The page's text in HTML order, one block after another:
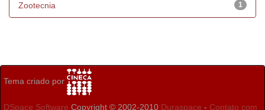
1
Zootecnia
Tema criado por
DSpace Software Copyright © 2002-2010 Duraspace - Contato com